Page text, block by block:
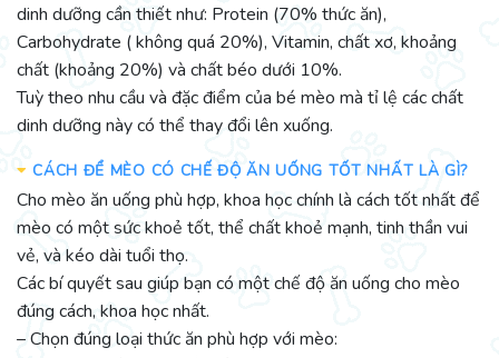
dinh dưỡng cần thiết như: Protein (70% thức ăn),
Carbohydrate ( không quá 20%), Vitamin, chất xơ, khoảng
chất (khoảng 20%) và chất béo dưới 10%.
Tuỳ theo nhu cầu và đặc điểm của bé mèo mà tỉ lệ các chất
dinh dưỡng này có thể thay đổi lên xuống.
CÁCH ĐỂ MÈO CÓ CHẾ ĐỘ ĂN UỐNG TỐT NHẤT LÀ GÌ?
Cho mèo ăn uống phù hợp, khoa học chính là cách tốt nhất để
mèo có một sức khoẻ tốt, thể chất khoẻ mạnh, tinh thần vui
vẻ, và kéo dài tuổi thọ.
Các bí quyết sau giúp bạn có một chế độ ăn uống cho mèo
đúng cách, khoa học nhất.
– Chọn đúng loại thức ăn phù hợp với mèo: